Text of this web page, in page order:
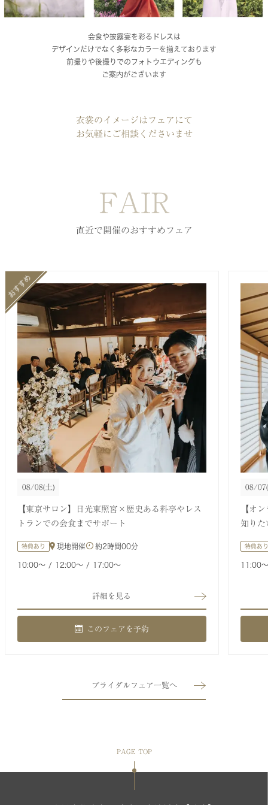
会食や披露宴を彩るドレスは
デザインだけでなく多彩なカラーを揃えております
前撮りや後撮りでのフォトウエディングも
ご案内がございます
衣裳のイメージはフェアにて
お気軽にご相談くださいませ
FAIR
直近で開催のおすすめフェア
08/08(土)
【東京サロン】日光東照宮×歴史ある料亭やレス
トランでの会食までサポート
特典あり 現地開催 約2時間00分
10:00〜 12:00〜 17:00〜
詳細を見る
このフェアを予約
08/07
【オ
知りた
特典あり
11:00〜
ブライダルフェア一覧へ
PAGE TOP